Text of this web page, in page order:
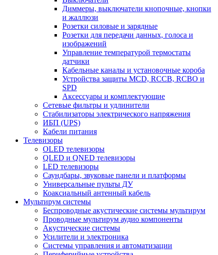
Диммеры, выключатели кнопочные, кнопки
и жаллюзи
Розетки силовые и зарядные
Розетки для передачи данных, голоса и
изображений
Управление температурой термостаты
датчики
Кабельные каналы и установочные короба
Устройства защиты MCD, RCCB, RCBO и
SPD
Аксессуары и комплектующие
Сетевые фильтры и удлинители
Стабилизаторы электрического напряжения
ИБП (UPS)
Кабели питания
Телевизоры
OLED телевизоры
QLED и QNED телевизоры
LED телевизоры
Саундбары, звуковые панели и платформы
Универсальные пульты ДУ
Коаксиальный антенный кабель
Мультирум системы
Беспроводные акустические системы мультирум
Проводные мультирум аудио компоненты
Акустические системы
Усилители и электроника
Системы управления и автоматизации